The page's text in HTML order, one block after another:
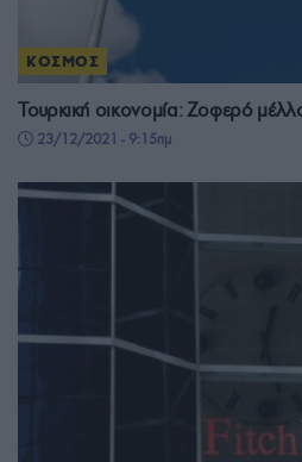
ΚΟΣΜΟΣ
Τουρκική οικονομία: Ζοφερό
23/12/2021 - 9:15πμ